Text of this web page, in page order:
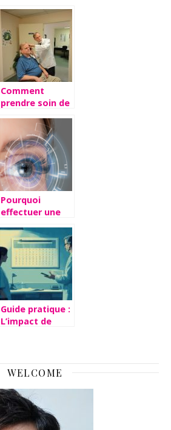
devenir un
cardiologue
Comment
prendre soin de
la preserver ?
Pourquoi
effectuer une
des yeux ?
Guide pratique :
L’impact de
contrat de
WELCOME